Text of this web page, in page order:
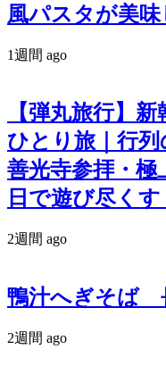
風パスタが美
1週間 ago
【弾丸旅行】
ひとり旅｜行列
善光寺参拝・
日で遊び尽くす
2週間 ago
鴨汁へぎそば
2週間 ago